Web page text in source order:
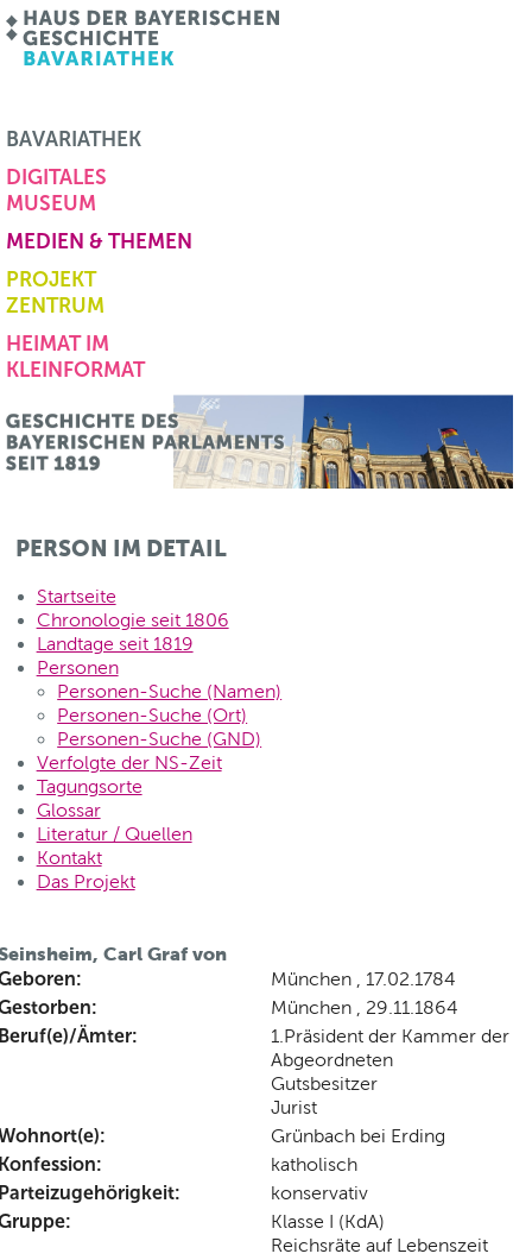
BAVARIATHEK
DIGITALES
MUSEUM
MEDIEN & THEMEN
PROJEKT
ZENTRUM
HEIMAT IM
KLEINFORMAT
PERSON IM DETAIL
Startseite
Chronologie seit 1806
Landtage seit 1819
Personen
Personen-Suche (Namen)
Personen-Suche (Ort)
Personen-Suche (GND)
Verfolgte der NS-Zeit
Tagungsorte
Glossar
Literatur / Quellen
Kontakt
Das Projekt
Carl Graf von
München , 17.02.1784
München , 29.11.1864
Ämter:
1.Präsident der Kammer der
Abgeordneten
Gutsbesitzer
Jurist
Grünbach bei Erding
katholisch
konservativ
Klasse I (KdA)
Reichsräte auf Lebenszeit